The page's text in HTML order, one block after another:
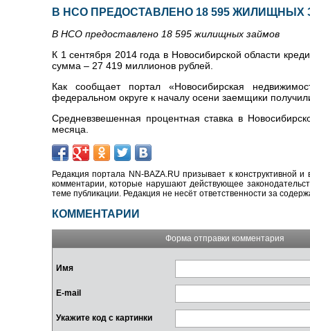
В НСО ПРЕДОСТАВЛЕНО 18 595 ЖИЛИЩНЫХ
В НСО предоставлено 18 595 жилищных займов
К 1 сентября 2014 года в Новосибирской области
сумма – 27 419 миллионов рублей.
Как сообщает портал «Новосибирская
федеральном округе к началу осени заемщики
Средневзвешенная процентная ставка в
месяца.
Редакция портала NN-BAZA.RU призывает к конструктивной
комментарии, которые нарушают действующее
теме публикации. Редакция не несёт ответственности за
КОММЕНТАРИИ
Форма отправки комментария
Имя
E-mail
Укажите код с картинки